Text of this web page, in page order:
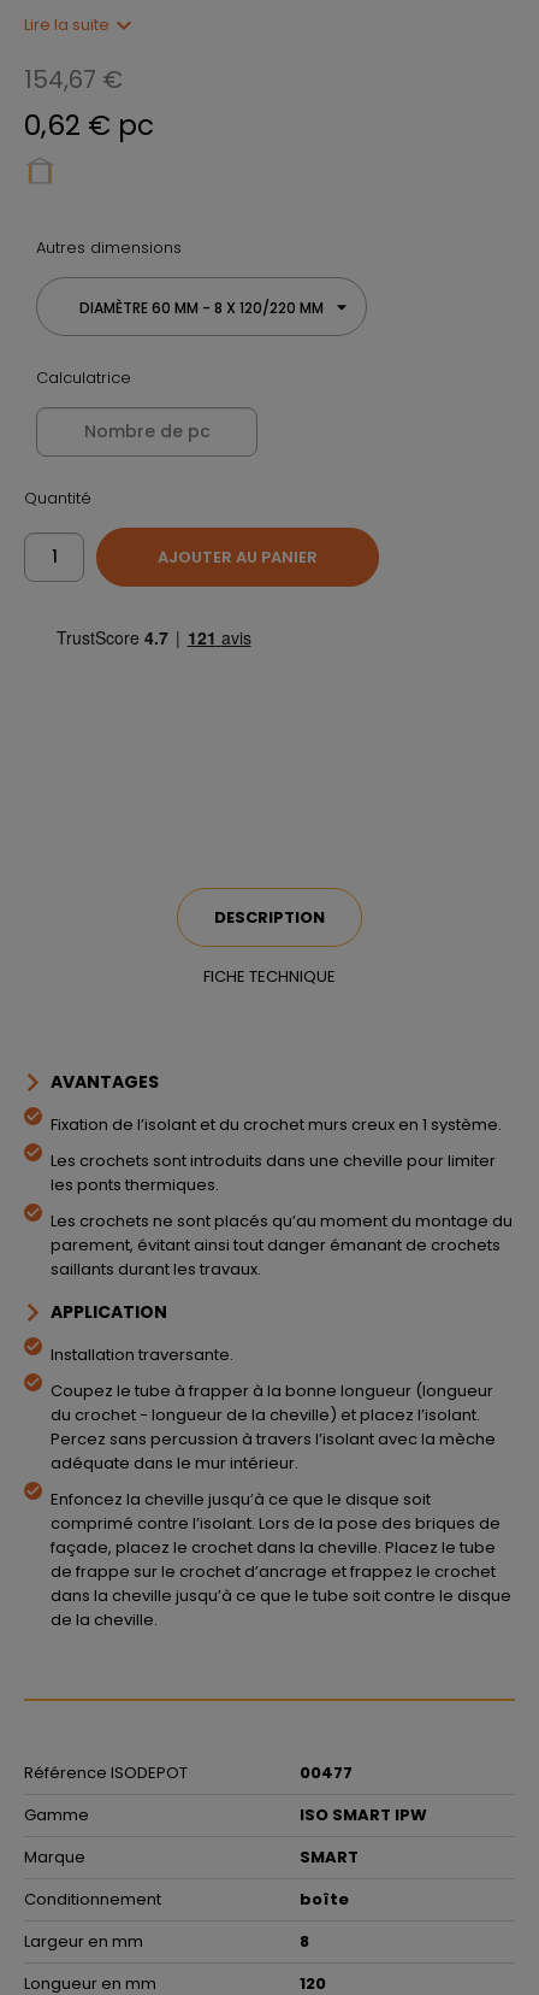
Lire la suite expand_more
154,67 €
0,62 € pc
Autres dimensions
DIAMÈTRE 60 MM - 8 X 120/220 MM
Calculatrice
Quantité
AJOUTER AU PANIER
DESCRIPTION
FICHE TECHNIQUE
AVANTAGES
Fixation de l’isolant et du crochet murs creux en 1 système.
Les crochets sont introduits dans une cheville pour limiter
les ponts thermiques.
Les crochets ne sont placés qu’au moment du montage du
parement, évitant ainsi tout danger émanant de crochets
saillants durant les travaux.
APPLICATION
Installation traversante.
Coupez le tube à frapper à la bonne longueur (longueur
du crochet - longueur de la cheville) et placez l’isolant.
Percez sans percussion à travers l’isolant avec la mèche
adéquate dans le mur intérieur.
Enfoncez la cheville jusqu’à ce que le disque soit
comprimé contre l’isolant. Lors de la pose des briques de
façade, placez le crochet dans la cheville. Placez le tube
de frappe sur le crochet d’ancrage et frappez le crochet
dans la cheville jusqu’à ce que le tube soit contre le disque
de la cheville.
Référence ISODEPOT
00477
Gamme
ISO SMART IPW
Marque
SMART
Conditionnement
boîte
Largeur en mm
8
Longueur en mm
120